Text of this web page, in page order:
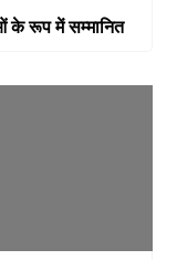
के रूप में सम्मानित